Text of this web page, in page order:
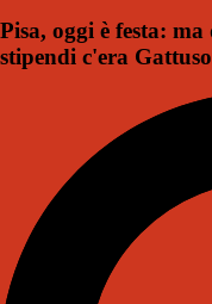
Pisa, oggi è festa:
stipendi c'era